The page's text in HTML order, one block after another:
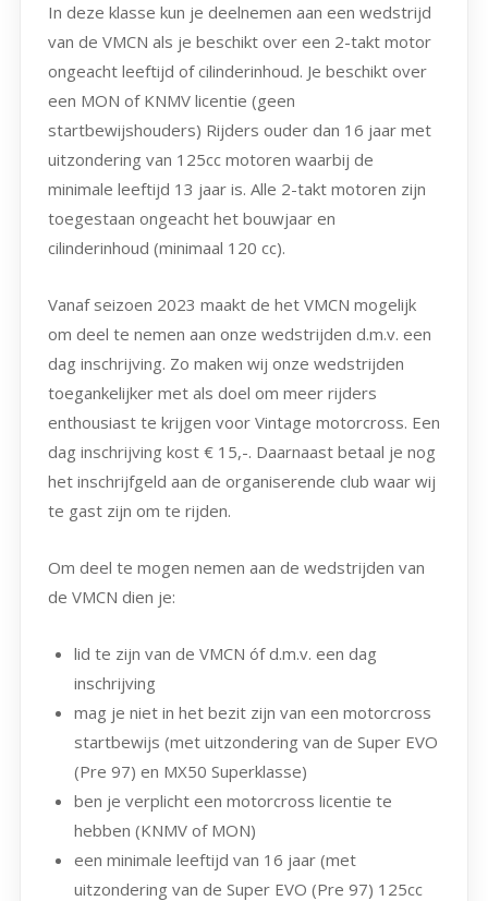
In deze klasse kun je deelnemen aan een wedstrijd
van de VMCN als je beschikt over een 2-takt motor
ongeacht leeftijd of cilinderinhoud. Je beschikt over
een MON of KNMV licentie (geen
startbewijshouders) Rijders ouder dan 16 jaar met
uitzondering van 125cc motoren waarbij de
minimale leeftijd 13 jaar is. Alle 2-takt motoren zijn
toegestaan ongeacht het bouwjaar en
cilinderinhoud (minimaal 120 cc).
Vanaf seizoen 2023 maakt de het VMCN mogelijk
om deel te nemen aan onze wedstrijden d.m.v. een
dag inschrijving. Zo maken wij onze wedstrijden
toegankelijker met als doel om meer rijders
enthousiast te krijgen voor Vintage motorcross. Een
dag inschrijving kost € 15,-. Daarnaast betaal je nog
het inschrijfgeld aan de organiserende club waar wij
te gast zijn om te rijden.
Om deel te mogen nemen aan de wedstrijden van
de VMCN dien je:
lid te zijn van de VMCN óf d.m.v. een dag
inschrijving
mag je niet in het bezit zijn van een motorcross
startbewijs (met uitzondering van de Super EVO
(Pre 97) en MX50 Superklasse)
ben je verplicht een motorcross licentie te
hebben (KNMV of MON)
een minimale leeftijd van 16 jaar (met
uitzondering van de Super EVO (Pre 97) 125cc